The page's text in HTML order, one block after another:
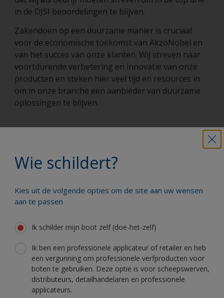
in de DJSI beoordelingen te blijven.
Zakendoen op een duurzame manier is cruciaal
voor de economische toekomst van AkzoNobel en
van het succes van onze klanten. Wij streven naar
voortdurende verbetering en innovatie van onze
producten en steken hier veel tijd en resources in
om in onze branche een aanbieder van duurzame
oplossingen te blijven.
Het verbeteren van onze veiligheidsprestaties.
producten die zowel eco-efficiënt zijn en in
aanmerking komen voor een premie. Het
locaties.
Vermindering van de Co2-uitstoot op alle
fronten.
Aanvaarding en opleiding in onze Code of
Conduct.
Het versterken van de diversiteit van ons
Wie schildert?
Kies uit de volgende opties om de site aan uw wensen
aan te passen
Ik schilder mijn boot zelf (doe-het-zelf)
Ik ben een professionele applicateur of retailer en heb
een vergunning om professionele verfproducten voor
boten te gebruiken. Deze optie is voor scheepswerven,
distributeurs, detailhandelaren en professionele
applicateurs.